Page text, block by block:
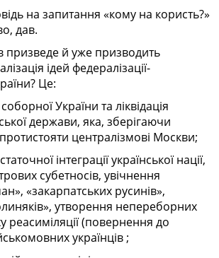
на запитання «кому на користь?»
дав.
призведе й уже призводить
ідей федералізації-
Це:
України та ліквідація
держави, яка, зберігаючи
централізмові Москви;
інтеграції української нації,
субетносів, увічнення
«закарпатських русинів»,
утворення непереборних
реасиміляції (повернення до
українців ;